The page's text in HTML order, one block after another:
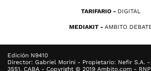
TARIFARIO DIGITAL
MEDIAKIT AMBITO
Edición N9410
Director: Gabriel Morini - Propietario: Nefir S.A.
3551, CABA - Copyright © 2019 Ambito.com -